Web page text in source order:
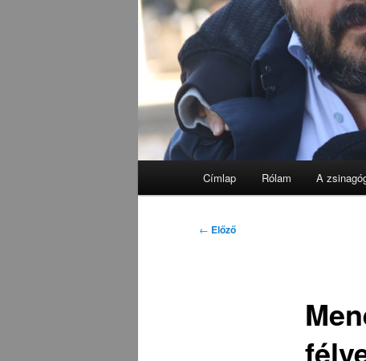
Címlap Rólam A
Bejegyzés
← Előző